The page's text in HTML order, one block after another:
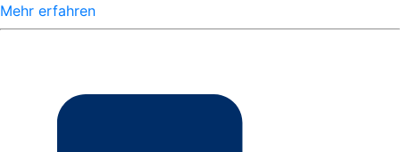
Mehr erfahren